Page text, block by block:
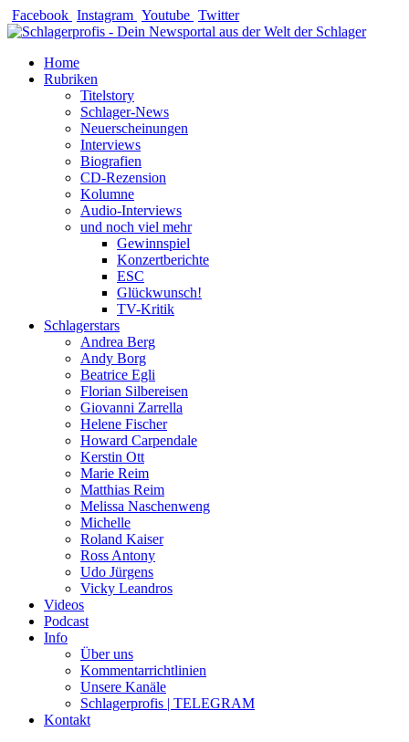
Zum
Inhalt
Facebook Instagram Youtube Twitter
Home
Rubriken
Titelstory
Schlager-News
Neuerscheinungen
Interviews
Biografien
CD-Rezension
Kolumne
Audio-Interviews
und noch viel mehr
Gewinnspiel
Konzertberichte
ESC
Glückwunsch!
TV-Kritik
Schlagerstars
Andrea Berg
Andy Borg
Beatrice Egli
Florian Silbereisen
Giovanni Zarrella
Helene Fischer
Howard Carpendale
Kerstin Ott
Marie Reim
Matthias Reim
Melissa Naschenweng
Michelle
Roland Kaiser
Ross Antony
Udo Jürgens
Vicky Leandros
Videos
Podcast
Info
Über uns
Kommentarrichtlinien
Unsere Kanäle
Schlagerprofis | TELEGRAM
Kontakt